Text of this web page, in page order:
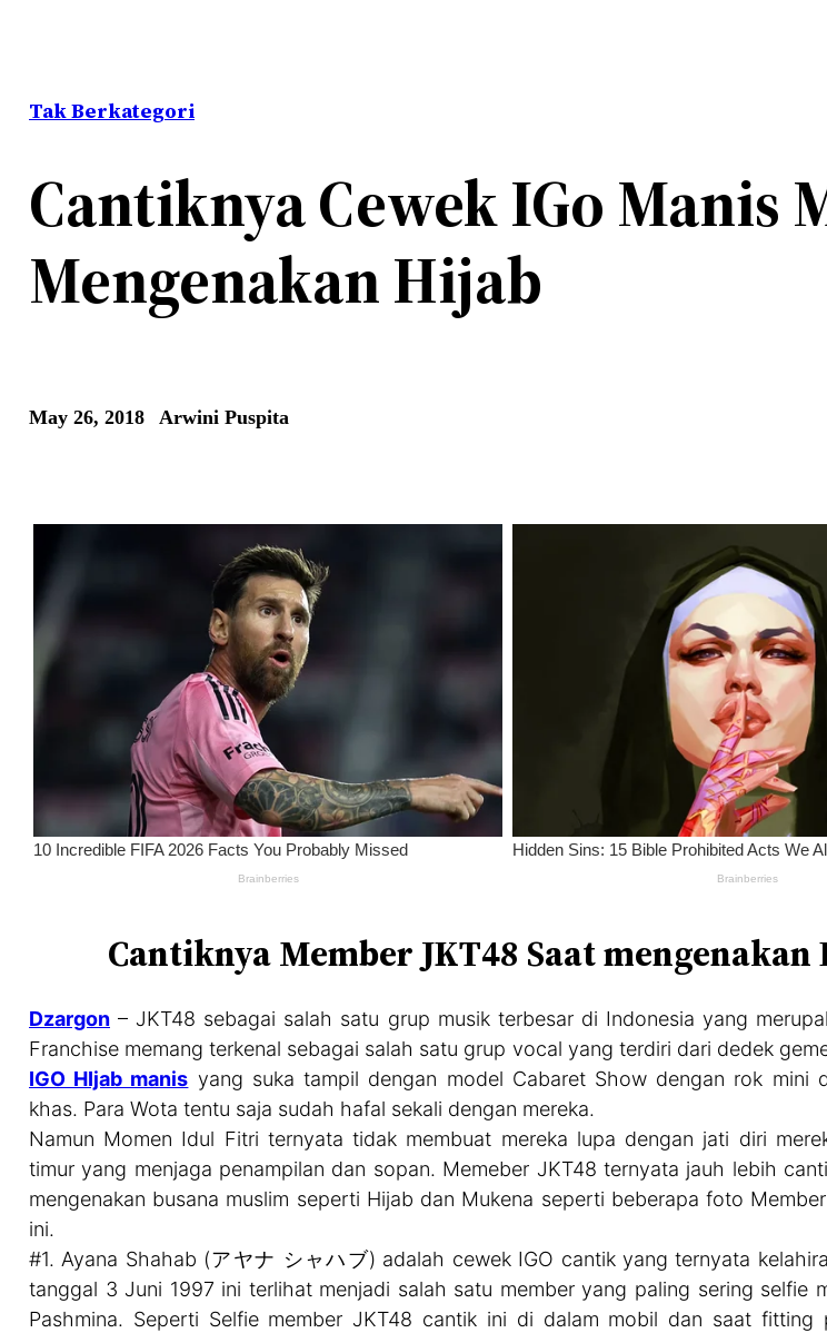
Tak Berkategori
Cantiknya Cewek IGo Manis
Mengenakan Hijab
May 26, 2018 Arwini Puspita
Cantiknya Member JKT48 Saat
Dzargon – JKT48 sebagai salah satu grup musik terbesar di Indonesia yang
Franchise memang terkenal sebagai salah satu grup vocal yang terdiri dari dedek
IGO HIjab manis yang suka tampil dengan model Cabaret Show dengan rok mini
khas. Para Wota tentu saja sudah hafal sekali dengan mereka.
Namun Momen Idul Fitri ternyata tidak membuat mereka lupa dengan jati diri
timur yang menjaga penampilan dan sopan. Memeber JKT48 ternyata jauh lebih
mengenakan busana muslim seperti Hijab dan Mukena seperti beberapa foto
ini.
#1. Ayana Shahab (アヤナ シャハブ) adalah cewek IGO cantik yang ternyata
tanggal 3 Juni 1997 ini terlihat menjadi salah satu member yang paling sering selfie
Pashmina. Seperti Selfie member JKT48 cantik ini di dalam mobil dan saat fitting